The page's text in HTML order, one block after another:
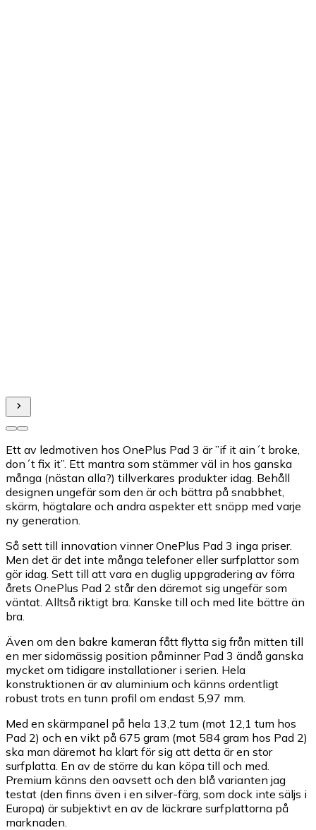
Ett av ledmotiven hos OnePlus Pad 3 är ”if it ain´t broke,
don´t fix it”. Ett mantra som stämmer väl in hos ganska
många (nästan alla?) tillverkares produkter idag. Behåll
designen ungefär som den är och bättra på snabbhet,
skärm, högtalare och andra aspekter ett snäpp med varje
ny generation.
Så sett till innovation vinner OnePlus Pad 3 inga priser.
Men det är det inte många telefoner eller surfplattor som
gör idag. Sett till att vara en duglig uppgradering av förra
årets OnePlus Pad 2 står den däremot sig ungefär som
väntat. Alltså riktigt bra. Kanske till och med lite bättre än
bra.
Även om den bakre kameran fått flytta sig från mitten till
en mer sidomässig position påminner Pad 3 ändå ganska
mycket om tidigare installationer i serien. Hela
konstruktionen är av aluminium och känns ordentligt
robust trots en tunn profil om endast 5,97 mm.
Med en skärmpanel på hela 13,2 tum (mot 12,1 tum hos
Pad 2) och en vikt på 675 gram (mot 584 gram hos Pad 2)
ska man däremot ha klart för sig att detta är en stor
surfplatta. En av de större du kan köpa till och med.
Premium känns den oavsett och den blå varianten jag
testat (den finns även i en silver-färg, som dock inte säljs i
Europa) är subjektivt en av de läckrare surfplattorna på
marknaden.